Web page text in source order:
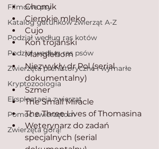
Filmowe psy
Katalog gatunków zwierząt A-Z
Podział według ras kotów
Podział według ras psów
Zwierzęta prehistoryczne i wymarłe
Kryptozoologia
Eksploatacja zwierząt
Pomoc zwierzętom
Zwierzęta górą!
Chomik
Cierpkie mleko
Cujo
Koń trojański
Manglehorn
Niezwykły dr Pol (serial
dokumentalny)
Szmer
The Small Miracle
The Three Lives of Thomasina
Weterynarz do zadań
specjalnych (serial